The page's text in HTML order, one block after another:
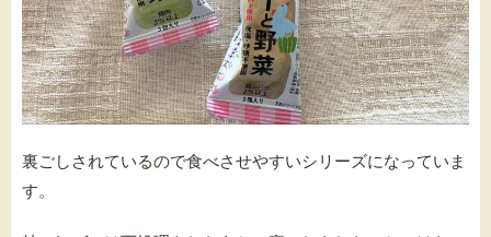
裏ごしされているので食べさせやすいシリーズになっていま
す。